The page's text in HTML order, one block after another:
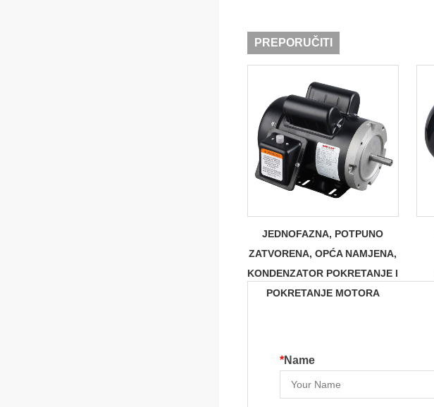
PREPORUČITI
JEDNOFAZNA, POTPUNO
ZATVORENA, OPĆA NAMJENA,
KONDENZATOR POKRETANJE I
POKRETANJE MOTORA
*Name